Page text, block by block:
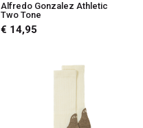
Alfredo Gonzalez Athletic
Two Tone
€ 14,95